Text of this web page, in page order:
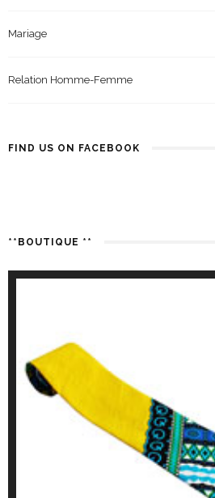
Mariage
Relation Homme-Femme
FIND US ON FACEBOOK
**BOUTIQUE **